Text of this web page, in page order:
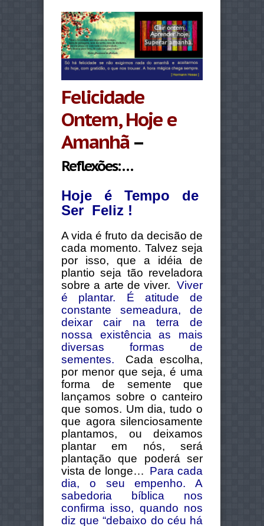
Felicidade
Ontem, Hoje e
Amanhã –
Reflexões: …
Hoje é Tempo de
Ser Feliz !
A vida é fruto da decisão de
cada momento. Talvez seja
por isso, que a idéia de
plantio seja tão reveladora
sobre a arte de viver. Viver
é plantar. É atitude de
constante semeadura, de
deixar cair na terra de
nossa existência as mais
diversas formas de
sementes.
Cada escolha,
por menor que seja, é uma
forma de semente que
lançamos sobre o canteiro
que somos. Um dia, tudo o
que agora silenciosamente
plantamos, ou deixamos
plantar em nós, será
plantação que poderá ser
vista de longe… Para cada
dia, o seu empenho. A
sabedoria bíblica nos
confirma isso, quando nos
diz que “debaixo do céu há